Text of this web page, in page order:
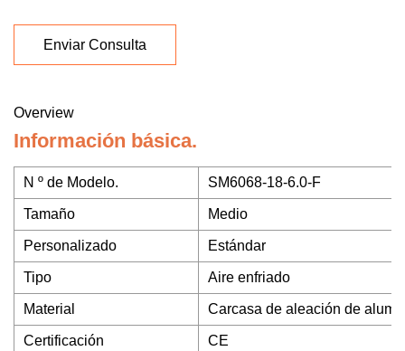
Enviar Consulta
Overview
Información básica.
N º de Modelo. SM6068-18-6.0-F
Tamaño Medio
Personalizado Estándar
Tipo Aire enfriado
Material Carcasa de aleación de
Certificación CE